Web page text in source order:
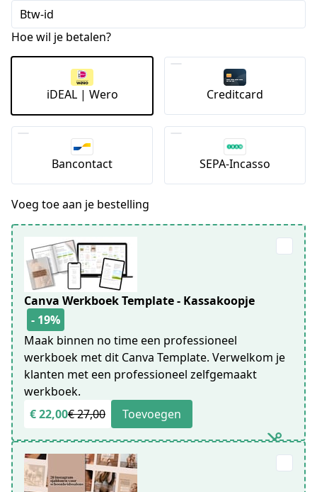
Btw-id
Hoe wil je betalen?
iDEAL | Wero Creditcard
Bancontact SEPA-Incasso
Voeg toe aan je bestelling
Canva Werkboek Template - Kassakoopje
- 19%
Maak binnen no time een professioneel
werkboek met dit Canva Template. Verwelkom je
klanten met een professioneel zelfgemaakt
werkboek.
€ 22,00€ 27,00 Toevoegen